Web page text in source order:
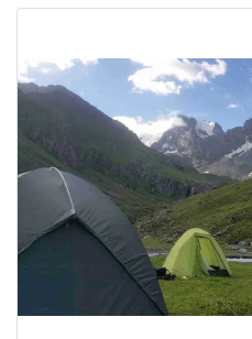
דרושים ועבודות
סאבלט
סטודנטים
טיולים בישראל
דירות ונדל”ן